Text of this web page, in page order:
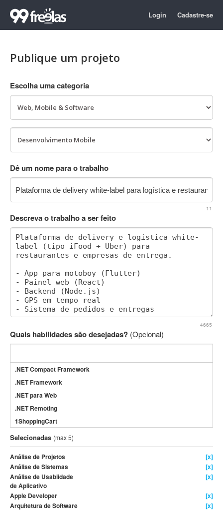
Login Cadastre-se
Publique um projeto
Escolha uma categoria
Dê um nome para o trabalho
11
Descreva o trabalho a ser feito
4665
Quais habilidades são desejadas? (Opcional)
.NET Compact Framework
.NET Framework
.NET para Web
.NET Remoting
1ShoppingCart
3DS Max
3GSM
4D Dimension
802.11
A&P
A-GPS
A2Billing
Selecionadas (max 5)
Análise de Projetos
[x]
Análise de Sistemas
[x]
Análise de Usabiidade
de Aplicativo
[x]
Apple Developer
[x]
Arquitetura de Software
[x]